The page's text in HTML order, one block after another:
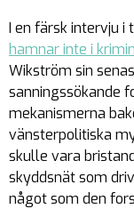
I en färsk intervju i
hamnar inte i
Wikström sin
sanningssökande
mekanismerna
vänsterpolitiska
skulle vara
skyddsnät som
något som den